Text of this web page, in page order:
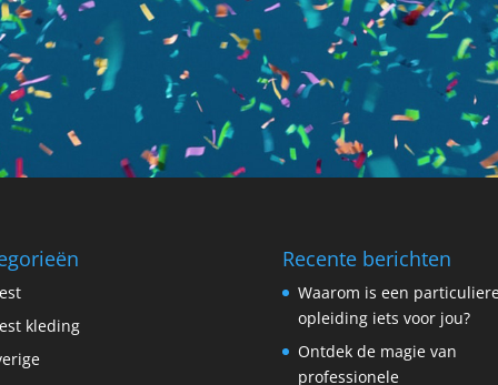
kleding
Recente berichten
Waarom is een
opleiding iets voor jou?
Ontdek de magie van
professionele